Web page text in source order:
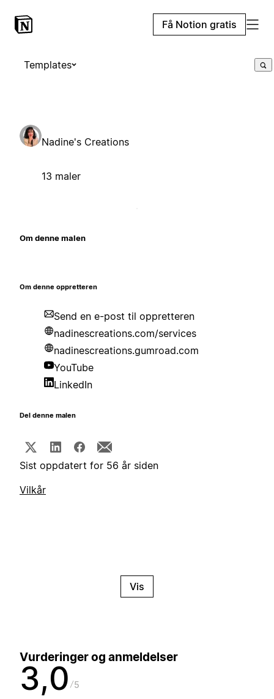
Få Notion gratis
Templates
Nadine's Creations
13 maler
Om denne malen
Om denne oppretteren
Send en e-post til oppretteren
nadinescreations.com/services
nadinescreations.gumroad.com
YouTube
LinkedIn
Del denne malen
Sist oppdatert for 56 år siden
Vilkår
Vis
Vurderinger og anmeldelser
3,0 5